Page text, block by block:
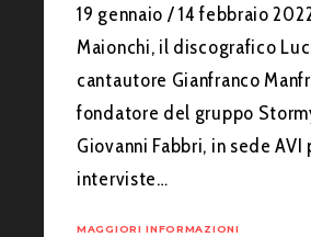
19 gennaio / 14 febbraio
Maionchi, il discografico
cantautore Gianfranco
fondatore del gruppo
Giovanni Fabbri, in sede AVI
interviste…
MAGGIORI INFORMAZIONI